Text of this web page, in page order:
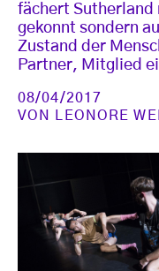
fächert Sutherland
gekonnt sondern
Zustand der
Partner, Mitglied
08/04/2017
VON
LEONORE